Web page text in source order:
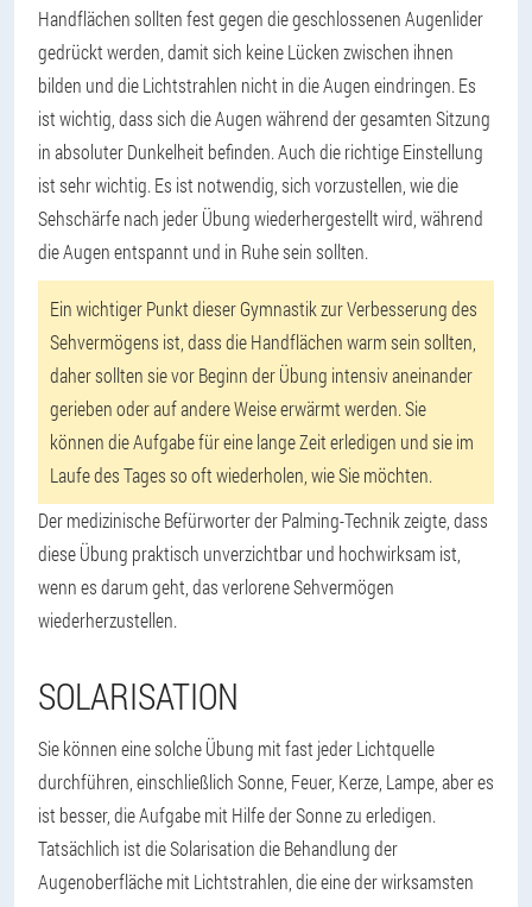
Handflächen sollten fest gegen die geschlossenen Augenlider
gedrückt werden, damit sich keine Lücken zwischen ihnen
bilden und die Lichtstrahlen nicht in die Augen eindringen. Es
ist wichtig, dass sich die Augen während der gesamten Sitzung
in absoluter Dunkelheit befinden. Auch die richtige Einstellung
ist sehr wichtig. Es ist notwendig, sich vorzustellen, wie die
Sehschärfe nach jeder Übung wiederhergestellt wird, während
die Augen entspannt und in Ruhe sein sollten.
Ein wichtiger Punkt dieser Gymnastik zur Verbesserung des
Sehvermögens ist, dass die Handflächen warm sein sollten,
daher sollten sie vor Beginn der Übung intensiv aneinander
gerieben oder auf andere Weise erwärmt werden. Sie
können die Aufgabe für eine lange Zeit erledigen und sie im
Laufe des Tages so oft wiederholen, wie Sie möchten.
Der medizinische Befürworter der Palming-Technik zeigte, dass
diese Übung praktisch unverzichtbar und hochwirksam ist,
wenn es darum geht, das verlorene Sehvermögen
wiederherzustellen.
SOLARISATION
Sie können eine solche Übung mit fast jeder Lichtquelle
durchführen, einschließlich Sonne, Feuer, Kerze, Lampe, aber es
ist besser, die Aufgabe mit Hilfe der Sonne zu erledigen.
Tatsächlich ist die Solarisation die Behandlung der
Augenoberfläche mit Lichtstrahlen, die eine der wirksamsten